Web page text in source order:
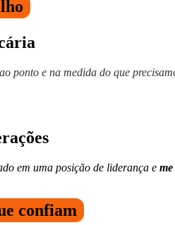
ponto e na medida do que
em uma posição de liderança e
confiam